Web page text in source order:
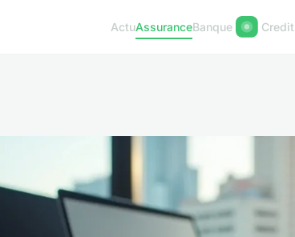
ActuAssuranceBanque